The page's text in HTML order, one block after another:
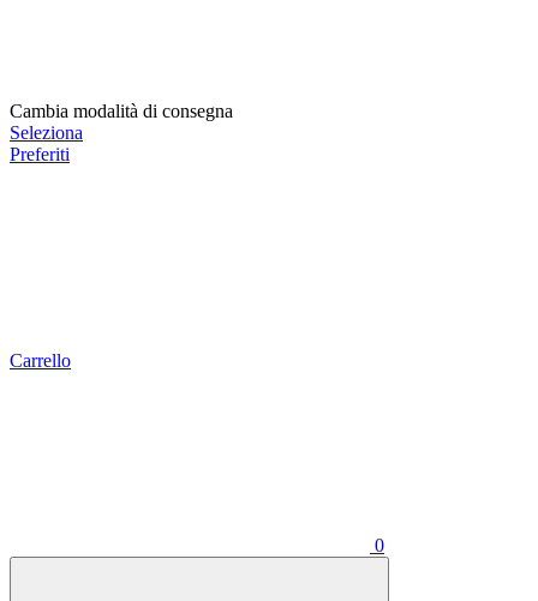
Cambia modalità di consegna
Seleziona
Preferiti
Carrello
0